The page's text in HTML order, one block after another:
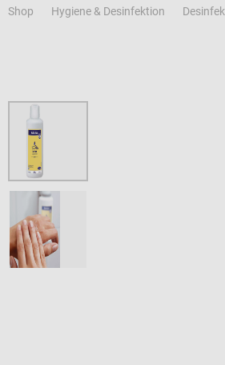
Shop Hygiene & Desinfektion